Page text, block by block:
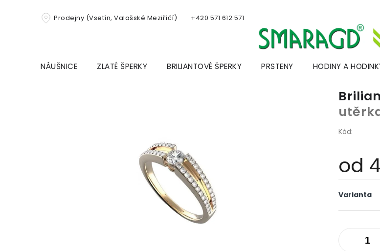
Prodejny (Vsetín, Valašské Meziříčí) +420 571 612 571
NÁUŠNICE ZLATÉ ŠPERKY BRILIANTOVÉ ŠPERKY PRSTENY HODINY A
Kód:
od
cena:
Varianta